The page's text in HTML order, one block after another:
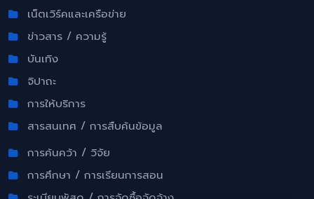
เน็ตเวิร์คและเครือข่าย
ข่าวสาร / ความรู้
บันเทิง
จิปาถะ
การให้บริการ
สารสนเทศ / การสืบค้นข้อมูล
การค้นคว้า / วิจัย
การศึกษา / การเรียนการสอน